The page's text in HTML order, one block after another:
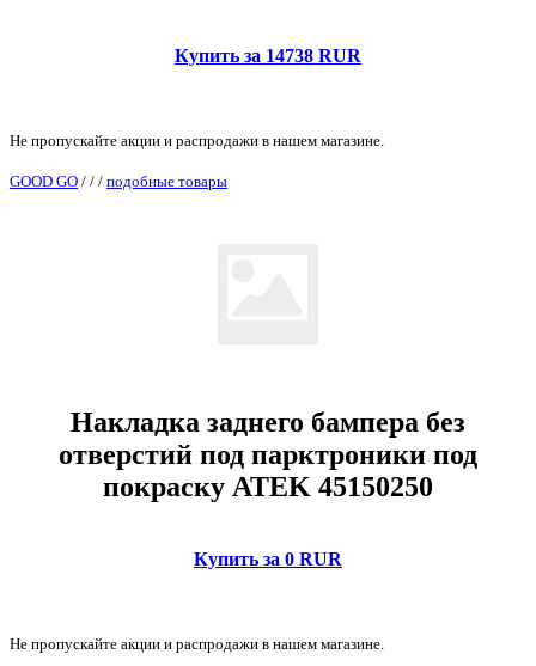
Купить за 14738 RUR
Не пропускайте акции и распродажи в нашем магазине.
GOOD GO / / / подобные товары
Накладка заднего бампера без
отверстий под парктроники под
покраску ATEK 45150250
Купить за 0 RUR
Не пропускайте акции и распродажи в нашем магазине.